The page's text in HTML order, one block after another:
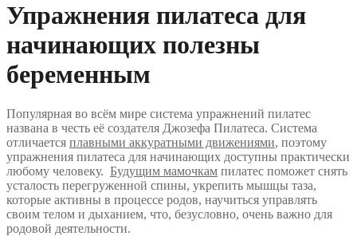
Упражнения пилатеса для
начинающих полезны
беременным
Популярная во всём мире система упражнений пилатес
названа в честь её создателя Джозефа Пилатеса. Система
отличается плавными аккуратными движениями, поэтому
упражнения пилатеса для начинающих доступны практически
любому человеку. Будущим мамочкам пилатес поможет снять
усталость перегруженной спины, укрепить мышцы таза,
которые активны в процессе родов, научиться управлять
своим телом и дыханием, что, безусловно, очень важно для
родовой деятельности.